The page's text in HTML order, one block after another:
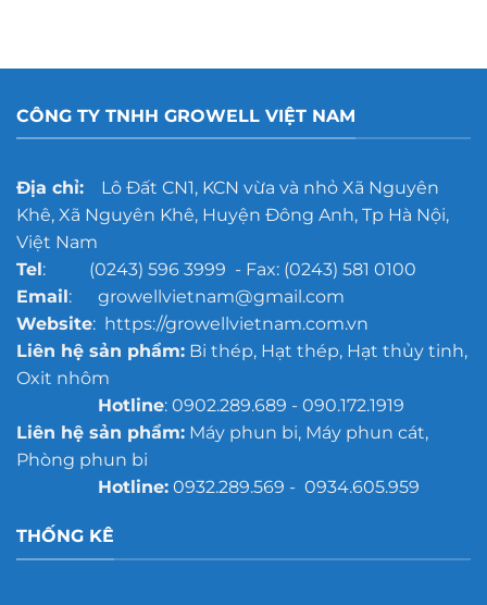
CÔNG TY TNHH GROWELL VIỆT NAM
Địa chỉ:Lô Đất CN1, KCN vừa và nhỏ Xã Nguyên
Khê, Xã Nguyên Khê, Huyện Đông Anh, Tp Hà Nội,
Việt Nam
Tel: (0243) 596 3999 - Fax: (0243) 581 0100
Email: growellvietnam@gmail.com
Website: https://growellvietnam.com.vn
Liên hệ sản phẩm:Bi thép, Hạt thép, Hạt thủy tinh,
Oxit nhôm
Hotline: 0902.289.689 - 090.172.1919
Liên hệ sản phẩm:Máy phun bi, Máy phun cát,
Phòng phun bi
Hotline:0932.289.569 - 0934.605.959
THỐNG KÊ